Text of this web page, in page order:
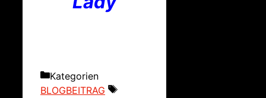
Kategorien
BLOGBEITRAG